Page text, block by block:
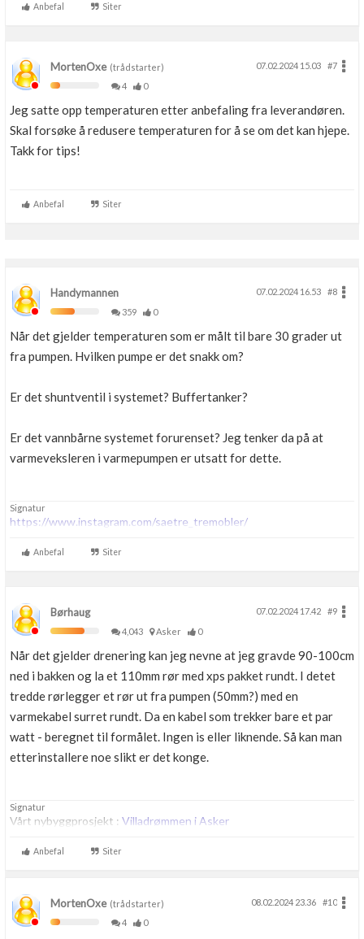
Anbefal Siter
MortenOxe(trådstarter) 07.02.2024 15.03
#7
4
0
Jeg satte opp temperaturen etter anbefaling fra leverandøren.
Skal forsøke å redusere temperaturen for å se om det kan hjepe.
Takk for tips!
Anbefal Siter
Handymannen 07.02.2024 16.53
#8
359
0
Når det gjelder temperaturen som er målt til bare 30 grader ut
fra pumpen. Hvilken pumpe er det snakk om?
Er det shuntventil i systemet? Buffertanker?
Er det vannbårne systemet forurenset? Jeg tenker da på at
varmeveksleren i varmepumpen er utsatt for dette.
Signatur
https://www.instagram.com/saetre_tremobler/
Anbefal Siter
Børhaug 07.02.2024 17.42
#9
4,043
Asker 0
Når det gjelder drenering kan jeg nevne at jeg gravde 90-100cm
ned i bakken og la et 110mm rør med xps pakket rundt. I detet
tredde rørlegger et rør ut fra pumpen (50mm?) med en
varmekabel surret rundt. Da en kabel som trekker bare et par
watt - beregnet til formålet. Ingen is eller liknende. Så kan man
etterinstallere noe slikt er det konge.
Signatur
Vårt nybyggprosjekt : Villadrømmen i Asker
Anbefal Siter
MortenOxe(trådstarter) 08.02.2024 23.36
#10
4
0